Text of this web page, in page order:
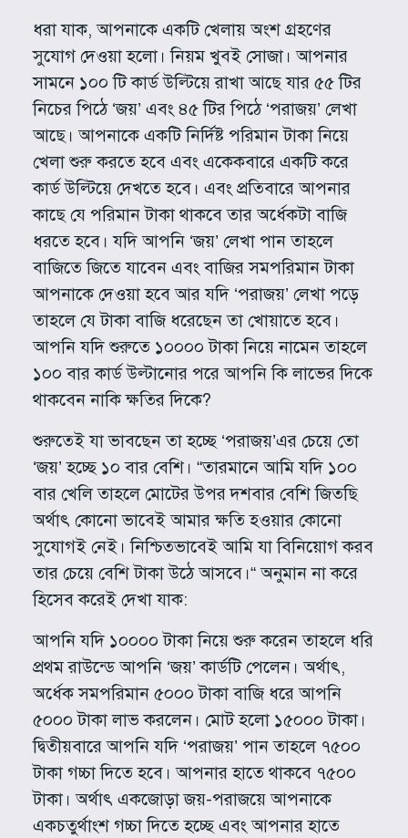
ধরা যাক, আপনাকে একটি খেলায় অংশ গ্রহণের
সুযোগ দেওয়া হলো। নিয়ম খুবই সোজা। আপনার
সামনে ১০০ টি কার্ড উল্টিয়ে রাখা আছে যার ৫৫ টির
নিচের পিঠে ‘জয়’ এবং ৪৫ টির পিঠে ‘পরাজয়’ লেখা
আছে। আপনাকে একটি নির্দিষ্ট পরিমান টাকা নিয়ে
খেলা শুরু করতে হবে এবং একেকবারে একটি করে
কার্ড উল্টিয়ে দেখতে হবে। এবং প্রতিবারে আপনার
কাছে যে পরিমান টাকা থাকবে তার অর্ধেকটা বাজি
ধরতে হবে। যদি আপনি ‘জয়’ লেখা পান তাহলে
বাজিতে জিতে যাবেন এবং বাজির সমপরিমান টাকা
আপনাকে দেওয়া হবে আর যদি ‘পরাজয়’ লেখা পড়ে
তাহলে যে টাকা বাজি ধরেছেন তা খোয়াতে হবে।
আপনি যদি শুরুতে ১০০০০ টাকা নিয়ে নামেন তাহলে
১০০ বার কার্ড উল্টানোর পরে আপনি কি লাভের দিকে
থাকবেন নাকি ক্ষতির দিকে?
শুরুতেই যা ভাবছেন তা হচ্ছে ‘পরাজয়’এর চেয়ে তো
‘জয়’ হচ্ছে ১০ বার বেশি। “তারমানে আমি যদি ১০০
বার খেলি তাহলে মোটের উপর দশবার বেশি জিতছি
অর্থাৎ কোনো ভাবেই আমার ক্ষতি হওয়ার কোনো
সুযোগই নেই। নিশ্চিতভাবেই আমি যা বিনিয়োগ করব
তার চেয়ে বেশি টাকা উঠে আসবে।“ অনুমান না করে
হিসেব করেই দেখা যাক:
আপনি যদি ১০০০০ টাকা নিয়ে শুরু করেন তাহলে ধরি
প্রথম রাউন্ডে আপনি ‘জয়’ কার্ডটি পেলেন। অর্থাৎ,
অর্ধেক সমপরিমান ৫০০০ টাকা বাজি ধরে আপনি
৫০০০ টাকা লাভ করলেন। মোট হলো ১৫০০০ টাকা।
দ্বিতীয়বারে আপনি যদি ‘পরাজয়’ পান তাহলে ৭৫০০
টাকা গচ্চা দিতে হবে। আপনার হাতে থাকবে ৭৫০০
টাকা। অর্থাৎ একজোড়া জয়-পরাজয়ে আপনাকে
একচতুর্থাংশ গচ্চা দিতে হচ্ছে এবং আপনার হাতে